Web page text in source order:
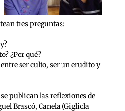
tres preguntas:
¿Por qué?
ser culto, ser un erudito y
publican las reflexiones de
Brascó, Canela (Gigliola